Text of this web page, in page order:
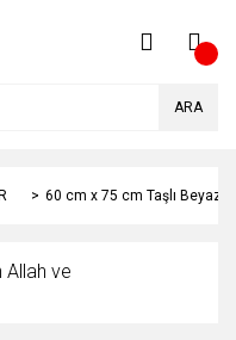
ARA
60 cm x 75 cm Taşlı Beyaz
Allah ve